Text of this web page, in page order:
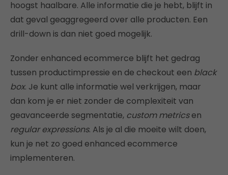
hoogst haalbare. Alle informatie die je hebt, blijft in
dat geval geaggregeerd over alle producten. Een
drill-down is dan niet goed mogelijk.
Zonder enhanced ecommerce blijft het gedrag
tussen productimpressie en de checkout een black
box. Je kunt alle informatie wel verkrijgen, maar
dan kom je er niet zonder de complexiteit van
geavanceerde segmentatie, custom metricsen
regular expressions. Als je al die moeite wilt doen,
kun je net zo goed enhanced ecommerce
implementeren.